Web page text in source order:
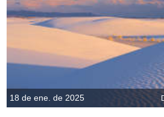
18 de ene. de 2025